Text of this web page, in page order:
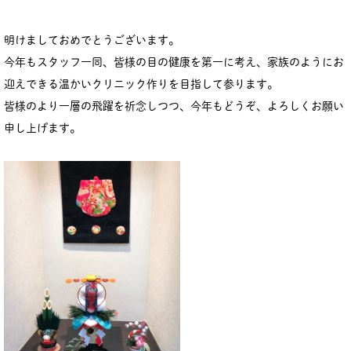
明けましておめでとうございます。
今年もスタッフ一同、皆様の目の健康を第一に考え、家族のようにお
迎えできる温かいクリニック作りを目指して参ります。
皆様のより一層の飛躍を祈念しつつ、今年もどうぞ、よろしくお願い
申し上げます。